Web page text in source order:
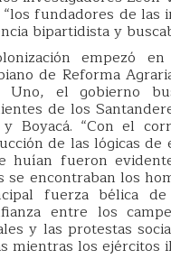
“los fundadores de las
bipartidista y
empezó
de Reforma
Uno, el gobierno
de los
y Boyacá. “Con el
de las lógicas
huían fueron
se encontraban los
fuerza bélica
entre los
y las protestas
mientras los ejércitos